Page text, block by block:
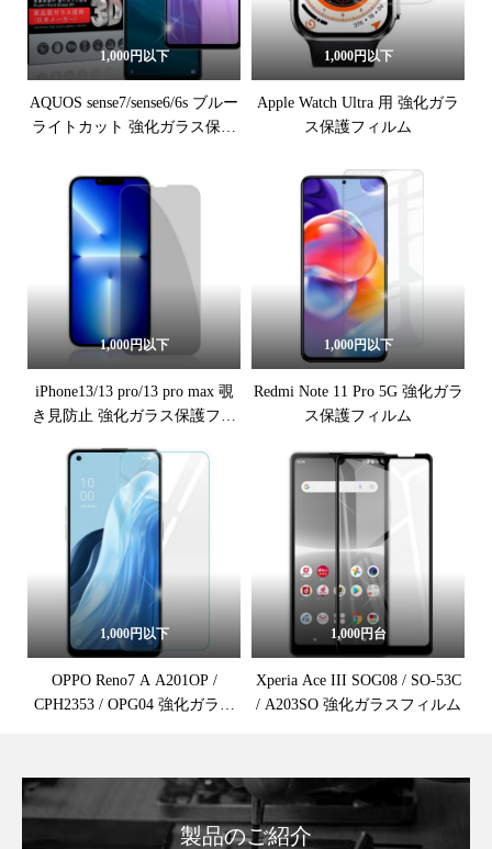
1,000円以下
AQUOS sense7/sense6/6s ブルー
ライトカット 強化ガラス保護
1,000円以下
Apple Watch Ultra 用 強化ガラ
ス保護フィルム
1,000円以下
iPhone13/13 pro/13 pro max 覗
き見防止 強化ガラス保護フィ
1,000円以下
Redmi Note 11 Pro 5G 強化ガラ
ス保護フィルム
1,000円以下
OPPO Reno7 A A201OP /
CPH2353 / OPG04 強化ガラス
1,000円台
Xperia Ace III SOG08 / SO-53C
/ A203SO 強化ガラスフィルム
製品のご紹介